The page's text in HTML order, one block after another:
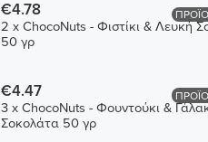
€4.78
2 x ChocoNuts - Φιστίκι & Λευκή
50 γρ
€4.47
3 x ChocoNuts - Φουντούκι &
Σοκολάτα 50 γρ